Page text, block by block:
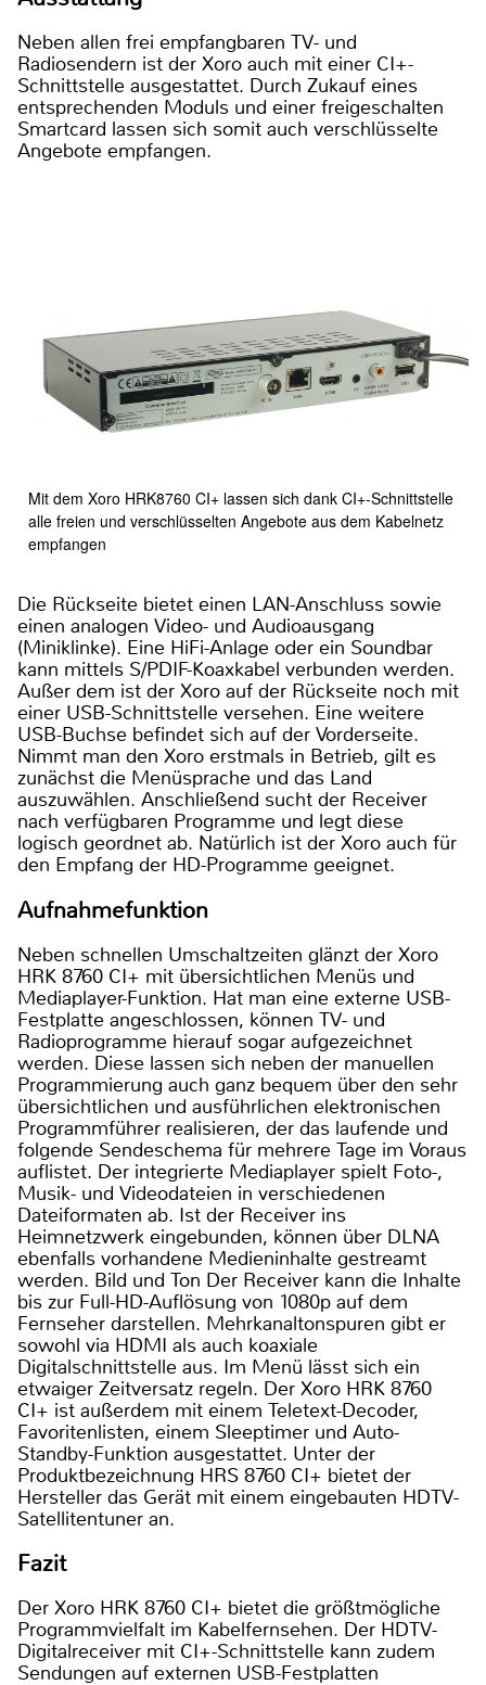
Neben allen frei empfangbaren TV- und
Radiosendern ist der Xoro auch mit einer CI+-
Schnittstelle ausgestattet. Durch Zukauf eines
entsprechenden Moduls und einer freigeschalten
Smartcard lassen sich somit auch verschlüsselte
Angebote empfangen.
Mit dem Xoro HRK8760 CI+ lassen sich dank CI+-Schnittstelle
alle freien und verschlüsselten Angebote aus dem Kabelnetz
empfangen
Die Rückseite bietet einen LAN-Anschluss sowie
einen analogen Video- und Audioausgang
(Miniklinke). Eine HiFi-Anlage oder ein Soundbar
kann mittels S/PDIF-Koaxkabel verbunden werden.
Außer dem ist der Xoro auf der Rückseite noch mit
einer USB-Schnittstelle versehen. Eine weitere
USB-Buchse befindet sich auf der Vorderseite.
Nimmt man den Xoro erstmals in Betrieb, gilt es
zunächst die Menüsprache und das Land
auszuwählen. Anschließend sucht der Receiver
nach verfügbaren Programme und legt diese
logisch geordnet ab. Natürlich ist der Xoro auch für
den Empfang der HD-Programme geeignet.
Aufnahmefunktion
Neben schnellen Umschaltzeiten glänzt der Xoro
HRK 8760 CI+ mit übersichtlichen Menüs und
Mediaplayer-Funktion. Hat man eine externe USB-
Festplatte angeschlossen, können TV- und
Radioprogramme hierauf sogar aufgezeichnet
werden. Diese lassen sich neben der manuellen
Programmierung auch ganz bequem über den sehr
übersichtlichen und ausführlichen elektronischen
Programmführer realisieren, der das laufende und
folgende Sendeschema für mehrere Tage im Voraus
auflistet. Der integrierte Mediaplayer spielt Foto-,
Musik- und Videodateien in verschiedenen
Dateiformaten ab. Ist der Receiver ins
Heimnetzwerk eingebunden, können über DLNA
ebenfalls vorhandene Medieninhalte gestreamt
werden. Bild und Ton Der Receiver kann die Inhalte
bis zur Full-HD-Auflösung von 1080p auf dem
Fernseher darstellen. Mehrkanaltonspuren gibt er
sowohl via HDMI als auch koaxiale
Digitalschnittstelle aus. Im Menü lässt sich ein
etwaiger Zeitversatz regeln. Der Xoro HRK 8760
CI+ ist außerdem mit einem Teletext-Decoder,
Favoritenlisten, einem Sleeptimer und Auto-
Standby-Funktion ausgestattet. Unter der
Produktbezeichnung HRS 8760 CI+ bietet der
Hersteller das Gerät mit einem eingebauten HDTV-
Satellitentuner an.
Fazit
Der Xoro HRK 8760 CI+ bietet die größtmögliche
Programmvielfalt im Kabelfernsehen. Der HDTV-
Digitalreceiver mit CI+-Schnittstelle kann zudem
Sendungen auf externen USB-Festplatten